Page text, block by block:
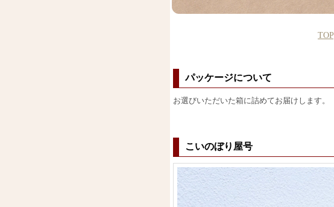
TOP
パッケージについて
お選びいただいた箱に詰めてお届けします。
こいのぼり屋号